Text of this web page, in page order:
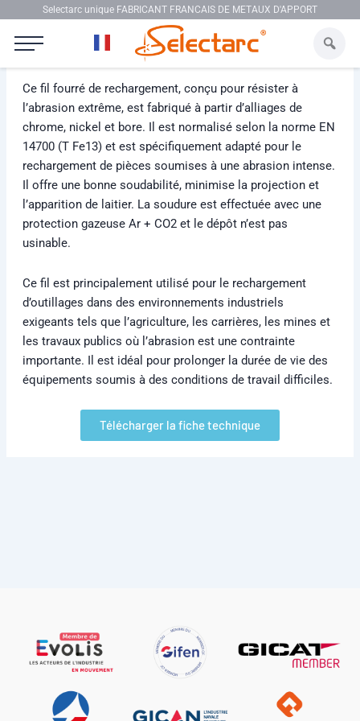
Aller au contenuSelectarc unique FABRICANT FRANCAIS DE METAUX D'APPORT
Ce fil fourré de rechargement, conçu pour résister à
l’abrasion extrême, est fabriqué à partir d’alliages de
chrome, nickel et bore. Il est normalisé selon la norme EN
14700 (T Fe13) et est spécifiquement adapté pour le
rechargement de pièces soumises à une abrasion intense.
Il offre une bonne soudabilité, minimise la projection et
l’apparition de laitier. La soudure est effectuée avec une
protection gazeuse Ar + CO2 et le dépôt n’est pas
usinable.
Ce fil est principalement utilisé pour le rechargement
d’outillages dans des environnements industriels
exigeants tels que l’agriculture, les carrières, les mines et
les travaux publics où l’abrasion est une contrainte
importante. Il est idéal pour prolonger la durée de vie des
équipements soumis à des conditions de travail difficiles.
Télécharger la fiche technique